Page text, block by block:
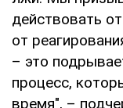
действовать
от
– это
процесс,
время", –